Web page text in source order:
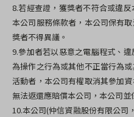
8.若經查證，獲獎者不符合或違
本公司服務條款者，本公司保有
獎者不得異議。
9.參加者若以惡意之電腦程式、
為操作之行為或其他不正當行為
活動者，本公司有權取消其參加
無法返還應賠償本公司，本公司並
10.本公司(仲信資融股份有限公司